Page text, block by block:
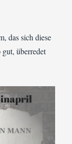
das sich diese
überredet